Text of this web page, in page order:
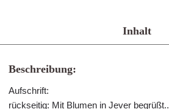
Inhalt
Beschreibung:
Aufschrift:
rückseitig: Mit Blumen in Jever begrüßt..